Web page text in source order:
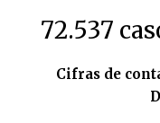
72.537
Cifras de